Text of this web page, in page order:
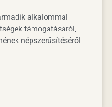
alkalommal
támogatásáról,
népszerűsítéséről